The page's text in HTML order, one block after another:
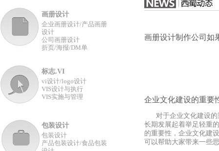
画册设计
企业画册设计/产品画册
设计
公司画册设计
折页/海报/DM单
标志.VI
vi设计/logo设计
VIS设计与执行
VIS实施与管理
包装设计
包装设计
产品包装设计/食品包装
画册设计制作公司如
企业文化建设的重要
对于企业文化建设的
长期发展起着举足轻重
的重要性，企业文化建
可以帮助大家带来一些